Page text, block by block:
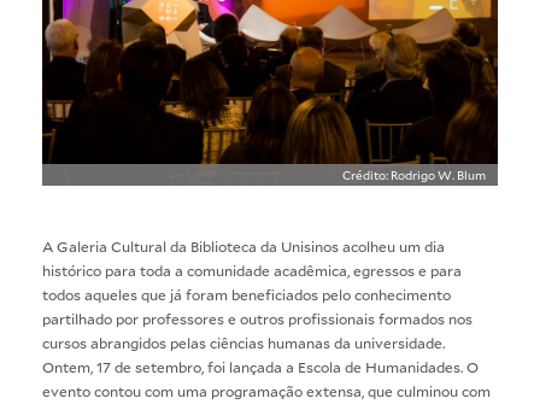
Crédito: Rodrigo W. Blum
A Galeria Cultural da Biblioteca da Unisinos acolheu um dia
histórico para toda a comunidade acadêmica, egressos e para
todos aqueles que já foram beneficiados pelo conhecimento
partilhado por professores e outros profissionais formados nos
cursos abrangidos pelas ciências humanas da universidade.
Ontem, 17 de setembro, foi lançada a Escola de Humanidades. O
evento contou com uma programação extensa, que culminou com